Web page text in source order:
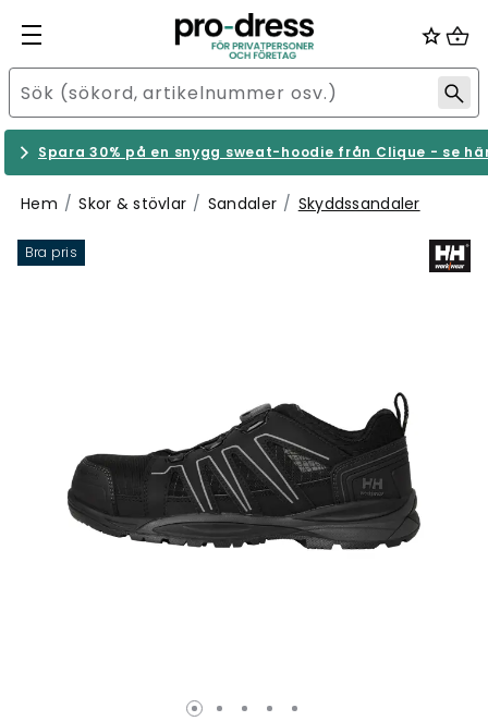
Spara 30% på en snygg sweat-hoodie från Clique - se
Hem Skor & stövlar Sandaler Skyddssandaler
Bra pris